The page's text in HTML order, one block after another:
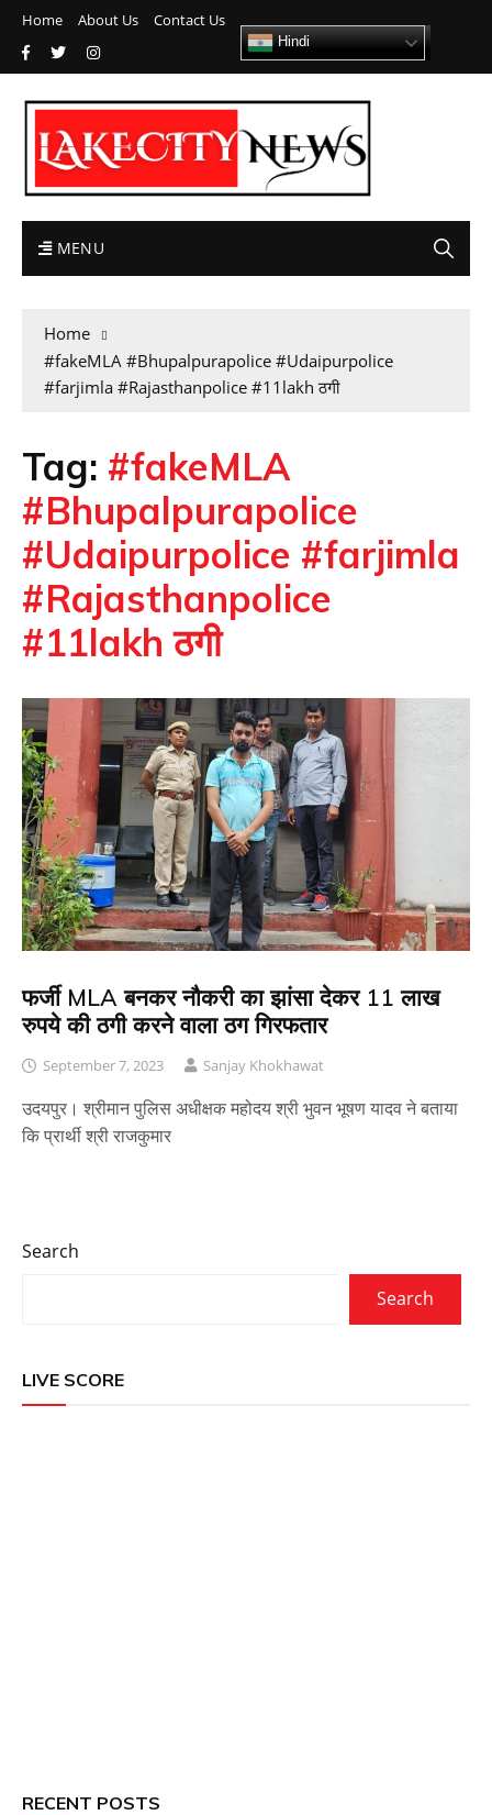
Home About Us Contact Us
Hindi
MENU
Home
#fakeMLA #Bhupalpurapolice #Udaipurpolice
#farjimla #Rajasthanpolice #11lakh ठगी
Tag: #fakeMLA
#Bhupalpurapolice
#Udaipurpolice #farjimla
#Rajasthanpolice
#11lakh ठगी
फर्जी MLA बनकर नौकरी का झांसा देकर 11 लाख
रुपये की ठगी करने वाला ठग गिरफतार
September 7, 2023 Sanjay Khokhawat
उदयपुर। श्रीमान पुलिस अधीक्षक महोदय श्री भुवन भूषण यादव ने बताया
कि प्रार्थी श्री राजकुमार
Search
Search
LIVE SCORE
RECENT POSTS